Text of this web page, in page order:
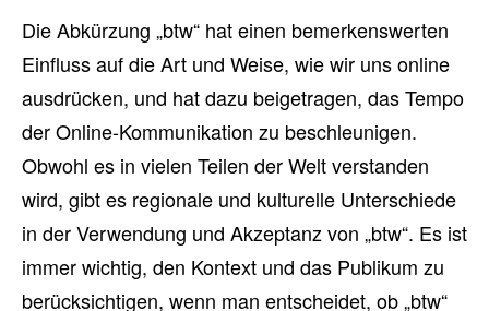
Die Abkürzung „btw“ hat einen bemerkenswerten
Einfluss auf die Art und Weise, wie wir uns online
ausdrücken, und hat dazu beigetragen, das Tempo
der Online-Kommunikation zu beschleunigen.
Obwohl es in vielen Teilen der Welt verstanden
wird, gibt es regionale und kulturelle Unterschiede
in der Verwendung und Akzeptanz von „btw“. Es ist
immer wichtig, den Kontext und das Publikum zu
berücksichtigen, wenn man entscheidet, ob „btw“